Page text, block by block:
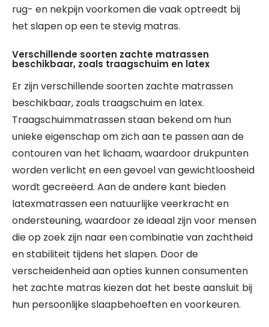
rug- en nekpijn voorkomen die vaak optreedt bij
het slapen op een te stevig matras.
Verschillende soorten zachte matrassen
beschikbaar, zoals traagschuim en latex
Er zijn verschillende soorten zachte matrassen
beschikbaar, zoals traagschuim en latex.
Traagschuimmatrassen staan bekend om hun
unieke eigenschap om zich aan te passen aan de
contouren van het lichaam, waardoor drukpunten
worden verlicht en een gevoel van gewichtloosheid
wordt gecreëerd. Aan de andere kant bieden
latexmatrassen een natuurlijke veerkracht en
ondersteuning, waardoor ze ideaal zijn voor mensen
die op zoek zijn naar een combinatie van zachtheid
en stabiliteit tijdens het slapen. Door de
verscheidenheid aan opties kunnen consumenten
het zachte matras kiezen dat het beste aansluit bij
hun persoonlijke slaapbehoeften en voorkeuren.